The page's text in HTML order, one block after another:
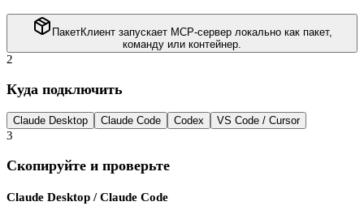
ПакетКлиент запускает MCP-сервер локально как пакет,
команду или контейнер.
2
Куда подключить
Claude Desktop Claude Code Codex VS Code / Cursor
3
Скопируйте и проверьте
Claude Desktop / Claude Code